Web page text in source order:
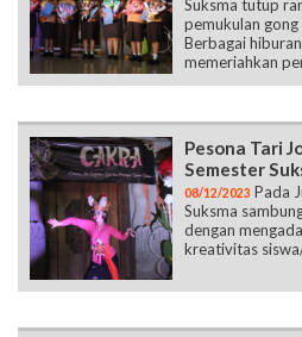
Suksma tutup
pemukulan
Berbagai
memeriahkan
Pesona Tari
Semester
08/12/2023 Pada
Suksma
dengan
kreativitas